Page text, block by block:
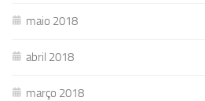
maio 2018
abril 2018
março 2018